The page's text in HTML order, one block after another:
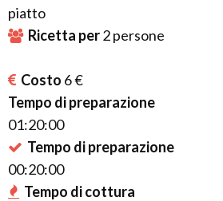
piatto
Ricetta per2persone
Costo 6 €
Tempo di preparazione
01:20:00
Tempo di preparazione
00:20:00
Tempo di cottura